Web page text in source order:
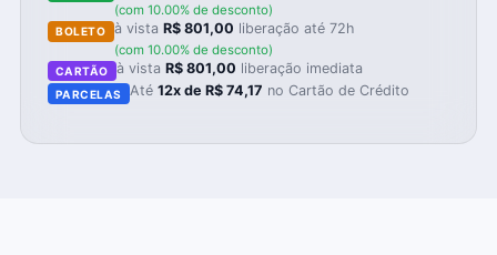
(com 10.00% de desconto)
BOLETO à vistaR$ 801,00 liberação até 72h
(com 10.00% de desconto)
CARTÃO à vista R$ 801,00 liberação imediata
PARCELAS Até12x de R$ 74,17 no Cartão de Crédito